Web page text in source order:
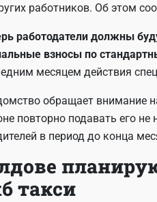
работников. Об этом
работодатели должны
взносы по
месяцем действия
обращает внимание
повторно подавать его
в период до конца
такси